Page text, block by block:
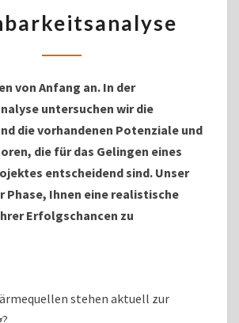
von Anfang an. In der
untersuchen wir die
die vorhandenen Potenziale und
die für das Gelingen eines
entscheidend sind. Unser
Phase, Ihnen eine realistische
Erfolgschancen zu
stehen aktuell zur